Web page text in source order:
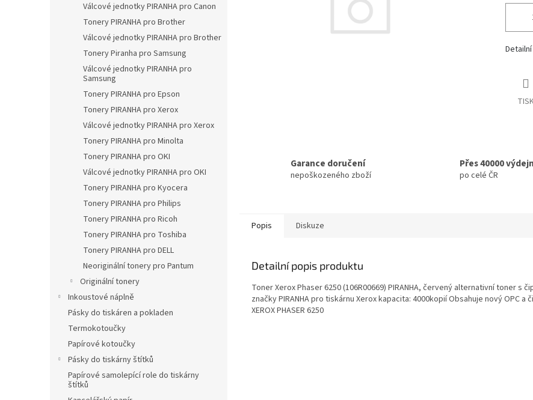
Válcové jednotky PIRANHA pro Canon
Tonery PIRANHA pro Brother
Válcové jednotky PIRANHA pro Brother
Tonery Piranha pro Samsung
Válcové jednotky PIRANHA pro
Samsung
Tonery PIRANHA pro Epson
Tonery PIRANHA pro Xerox
Válcové jednotky PIRANHA pro Xerox
Tonery PIRANHA pro Minolta
Tonery PIRANHA pro OKI
Válcové jednotky PIRANHA pro OKI
Tonery PIRANHA pro Kyocera
Tonery PIRANHA pro Philips
Tonery PIRANHA pro Ricoh
Tonery PIRANHA pro Toshiba
Tonery PIRANHA pro DELL
Neoriginální tonery pro Pantum
Originální tonery
Inkoustové náplně
Pásky do tiskáren a pokladen
Termokotoučky
Papírové kotoučky
Pásky do tiskárny štítků
Papírové samolepící role do tiskárny
štítků
Garance doručení
nepoškozeného zboží
Přes 40000
po celé ČR
Popis Diskuze
Detailní popis produktu
Toner Xerox Phaser 6250 (106R00669) PIRANHA, červený alternativní toner
značky PIRANHA pro tiskárnu Xerox kapacita: 4000kopií Obsahuje nový OPC
XEROX PHASER 6250